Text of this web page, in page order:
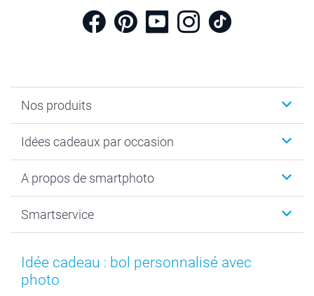
Nos produits
Calendrier photo & Agenda photo
Tirage photo & agrandissement
Faire-part & Cartes
Coques smartphone
Stickers & Etiquettes
Idées cadeaux par occasion
Anniversaire
Naissance & baptême
Fête des Mères
Fête des Pères
A propos de smartphoto
Plan du site
Droit de rétraction
Plaintes
Smartservice
Aide
smartbonus
Idée cadeau : bol personnalisé avec
photo